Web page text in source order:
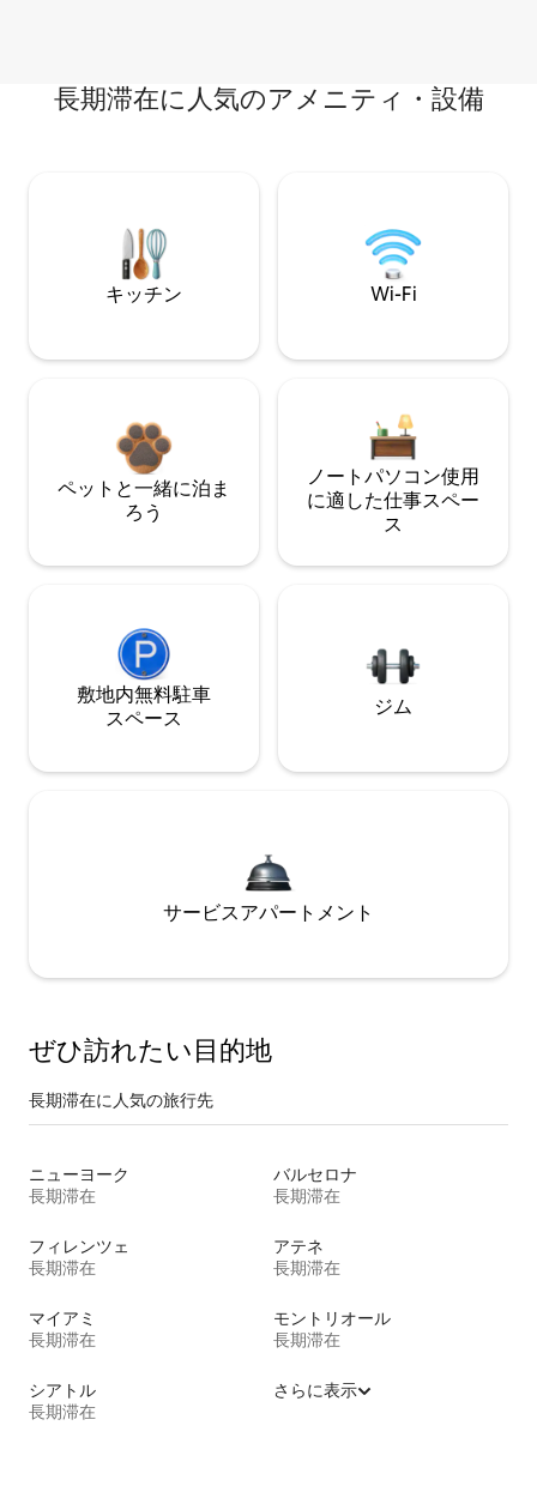
長期滞在に人気のアメニティ・設備
キッチン Wi-Fi
ペットと一緒に泊ま
ろう
ノートパソコン使用
に適した仕事スペー
ス
敷地内無料駐⁠車
ス⁠ペ⁠ー⁠ス
ジム
サービスアパートメント
ぜひ訪⁠れ⁠た⁠い目⁠的⁠地
長期滞在に人気の旅行先
ニューヨーク
長期滞在
バルセロナ
長期滞在
フィレンツェ
長期滞在
アテネ
長期滞在
マイアミ
長期滞在
モントリオール
長期滞在
シアトル
長期滞在
さらに表示